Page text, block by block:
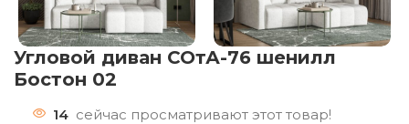
Угловой диван СОтА-76 шенилл
Бостон 02
14 сейчас просматривают этот товар!